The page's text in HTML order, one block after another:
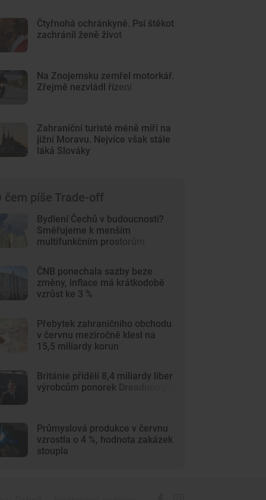
Čtyřnohá ochránkyně. Psí štěkot
zachránil ženě život
Na Znojemsku zemřel motorkář.
Zřejmě nezvládl řízení
Zahraniční turisté méně míří na
jižní Moravu. Nejvíce však stále
láká Slováky
čem píše Trade-off
Bydlení Čechů v budoucnosti?
Směřujeme k menším
multifunkčním prostorům
ČNB ponechala sazby beze
změny, inflace má krátkodobě
vzrůst ke 3 %
Přebytek zahraničního obchodu
v červnu meziročně klesl na
15,5 miliardy korun
Británie přidělí 8,4 miliardy liber
výrobcům ponorek Dreadnought
Průmyslová produkce v červnu
vzrostla o 4 %, hodnota zakázek
stoupla